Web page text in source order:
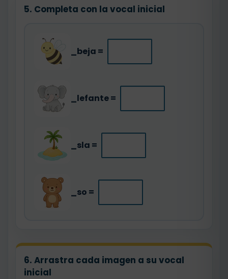
5. Completa con la vocal inicial
_beja =
_lefante =
_sla =
_so =
6. Arrastra cada imagen a su vocal
inicial